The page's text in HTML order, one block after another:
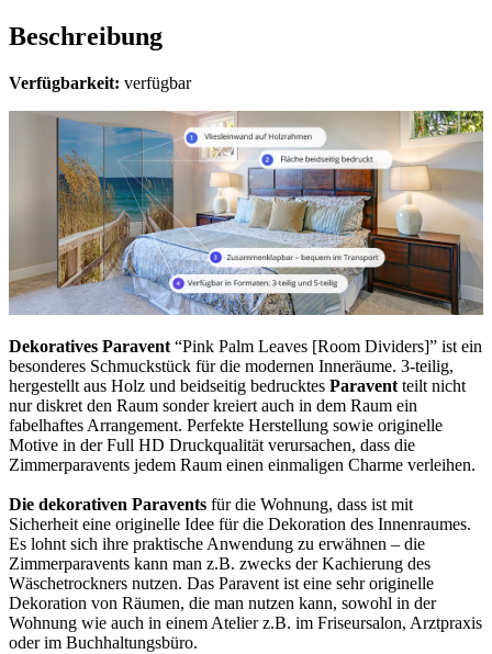
Beschreibung
Verfügbarkeit: verfügbar
Dekoratives Paravent “Pink Palm Leaves [Room Dividers]” ist ein
besonderes Schmuckstück für die modernen Inneräume. 3-teilig,
hergestellt aus Holz und beidseitig bedrucktes Paravent teilt nicht
nur diskret den Raum sonder kreiert auch in dem Raum ein
fabelhaftes Arrangement. Perfekte Herstellung sowie originelle
Motive in der Full HD Druckqualität verursachen, dass die
Zimmerparavents jedem Raum einen einmaligen Charme verleihen.
Die dekorativen Paravents für die Wohnung, dass ist mit
Sicherheit eine originelle Idee für die Dekoration des Innenraumes.
Es lohnt sich ihre praktische Anwendung zu erwähnen – die
Zimmerparavents kann man z.B. zwecks der Kachierung des
Wäschetrockners nutzen. Das Paravent ist eine sehr originelle
Dekoration von Räumen, die man nutzen kann, sowohl in der
Wohnung wie auch in einem Atelier z.B. im Friseursalon, Arztpraxis
oder im Buchhaltungsbüro.